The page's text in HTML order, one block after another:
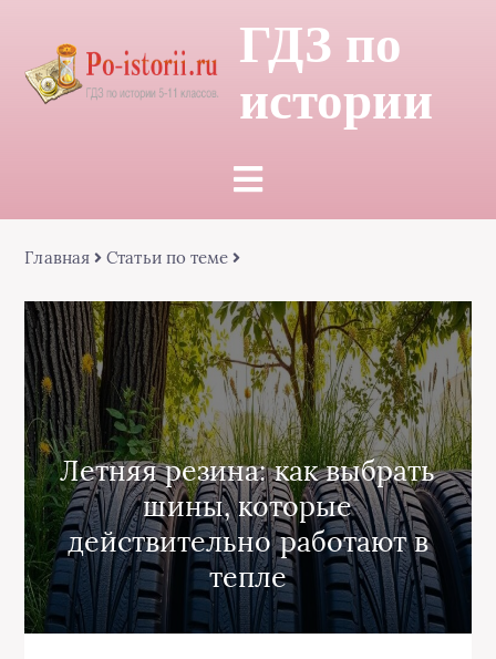
ГДЗ по
истории
Главная Статьи по теме
Летняя резина: как выбрать
шины, которые
действительно работают в
тепле